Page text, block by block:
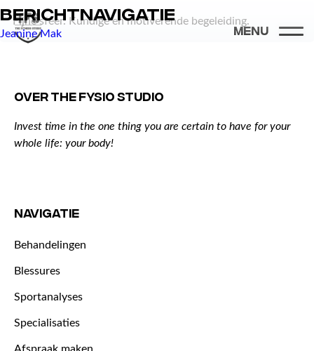
Menu
Fijne sfeer. Kundige en motiverende begeleiding.
Berichtnavigatie
Jeanine Mak
Over The Fysio Studio
Invest time in the one thing you are certain to have for your
whole life: your body!
NAVIGATIE
Behandelingen
Blessures
Sportanalyses
Specialisaties